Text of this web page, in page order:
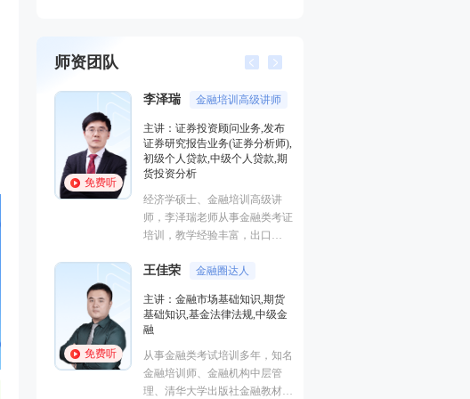
师资团队
免费听
李泽瑞 金融培训高级讲师
主讲：证券投资顾问业务,发布
证券研究报告业务(证券分析师),
初级个人贷款,中级个人贷款,期
货投资分析
经济学硕士、金融培训高级讲
师，李泽瑞老师从事金融类考证
培训，教学经验丰富，出口
能的很有个人风格的老师，江湖
外弟子。
免费听
王佳荣 金融圈达人
主讲：金融市场基础知识,期货
基础知识,基金法律法规,中级金
融
从事金融类考试培训多年，知名
金融培训师、金融机构中层管
理、清华大学出版社金融教材副